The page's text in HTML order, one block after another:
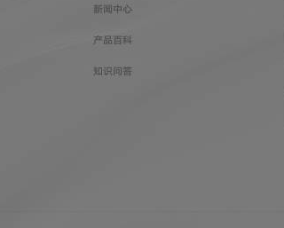
新闻中心
产品百科
知识问答